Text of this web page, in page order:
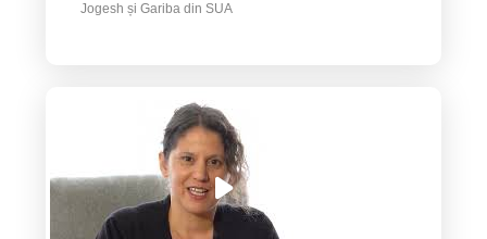
Jogesh și Gariba din SUA